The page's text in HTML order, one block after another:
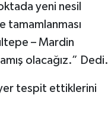
yeni nesil
tamamlanması
– Mardin
olacağız.” Dedi.
yer tespit ettiklerini